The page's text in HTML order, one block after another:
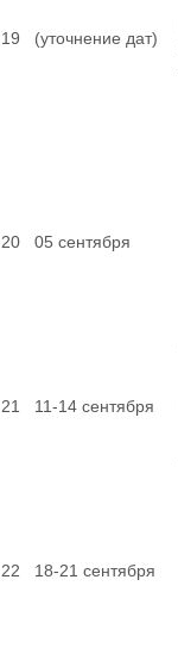
19 (уточнение дат)
20 05 сентября
21 11-14 сентября
22 18-21 сентября